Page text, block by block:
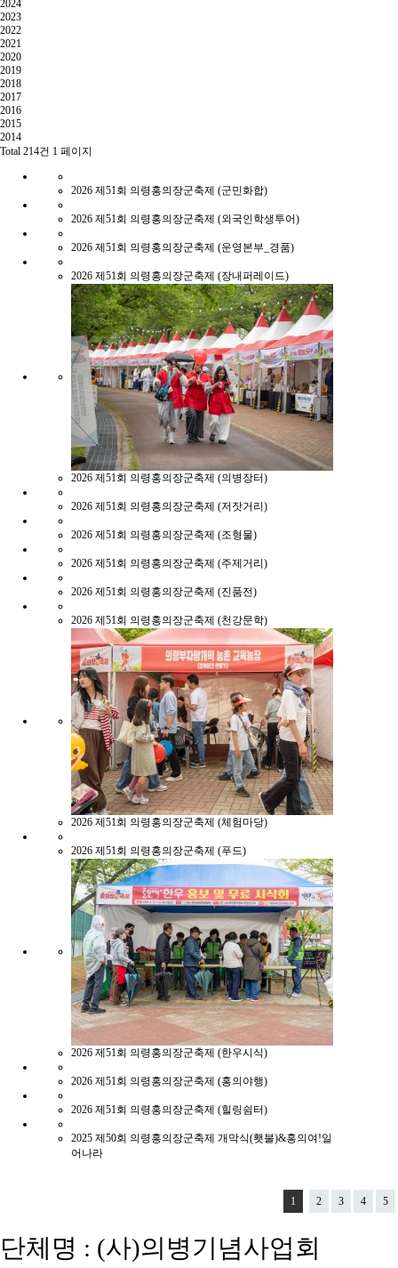
2024
2023
2022
2021
2020
2019
2018
2017
2016
2015
2014
Total 214건 1 페이지
2026 제51회 의령홍의장군축제 (군민화합)
2026 제51회 의령홍의장군축제 (외국인학생투어)
2026 제51회 의령홍의장군축제 (운영본부_경품)
2026 제51회 의령홍의장군축제 (장내퍼레이드)
2026 제51회 의령홍의장군축제 (의병장터)
2026 제51회 의령홍의장군축제 (저잣거리)
2026 제51회 의령홍의장군축제 (조형물)
2026 제51회 의령홍의장군축제 (주제거리)
2026 제51회 의령홍의장군축제 (진품전)
2026 제51회 의령홍의장군축제 (천강문학)
2026 제51회 의령홍의장군축제 (체험마당)
2026 제51회 의령홍의장군축제 (푸드)
2026 제51회 의령홍의장군축제 (한우시식)
2026 제51회 의령홍의장군축제 (홍의야행)
2026 제51회 의령홍의장군축제 (힐링쉼터)
2025 제50회 의령홍의장군축제 개막식(횃불)&홍의여!일
어나라
1 2 3 4 5
단체명 : (사)의병기념사업회